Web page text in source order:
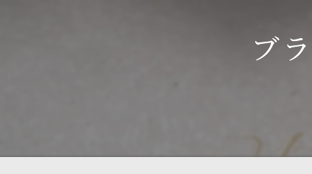
ブ